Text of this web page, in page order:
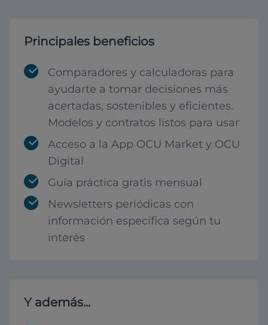
Principales beneficios
Comparadores y calculadoras para
ayudarte a tomar decisiones más
acertadas, sostenibles y eficientes.
Modelos y contratos listos para usar
Acceso a la App OCU Market y OCU
Digital
Guía práctica gratis mensual
Newsletters periódicas con
información específica según tu
interés
Y además...